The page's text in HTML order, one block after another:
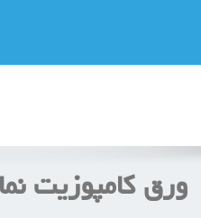
ورق كامپوزيت